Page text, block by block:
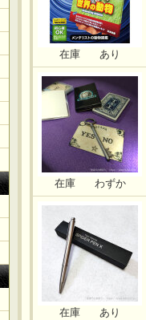
在庫 あり
在庫 わずか
在庫 あり